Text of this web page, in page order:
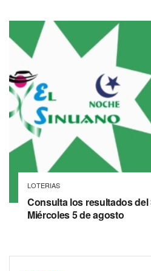
LOTERIAS
Consulta los resultados
Miércoles 5 de agosto